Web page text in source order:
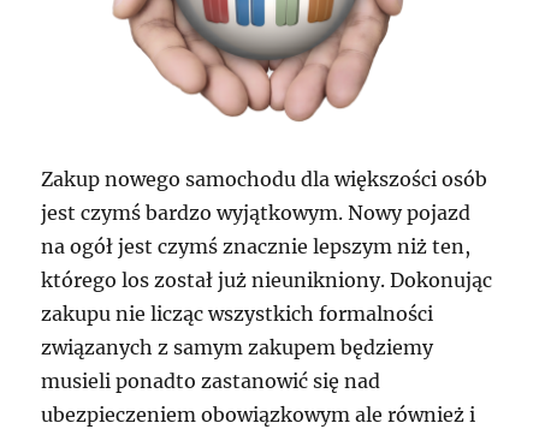
Zakup nowego samochodu dla większości osób
jest czymś bardzo wyjątkowym. Nowy pojazd
na ogół jest czymś znacznie lepszym niż ten,
którego los został już nieunikniony. Dokonując
zakupu nie licząc wszystkich formalności
związanych z samym zakupem będziemy
musieli ponadto zastanowić się nad
ubezpieczeniem obowiązkowym ale również i